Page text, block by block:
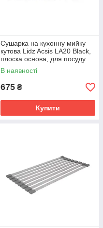
Сушарка на кухонну мийку
кутова Lidz Acsis LA20 Black,
плоска основа, для посуду
477х198 мм
LDACS297BLM49773
В наявності
675 ₴
Купити